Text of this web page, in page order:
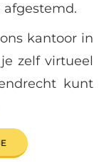
kantoor in
zelf virtueel
kunt